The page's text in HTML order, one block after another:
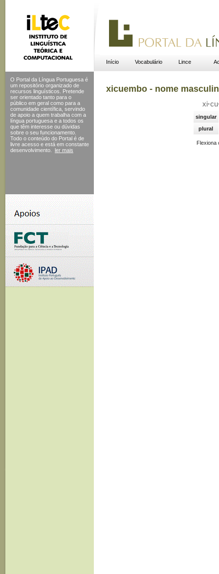
Início Vocabulário Lince
O Portal da Língua Portuguesa é
um repositório organizado de
recursos linguísticos. Pretende
ser orientado tanto para o
público em geral como para a
comunidade científica, servindo
de apoio a quem trabalha com a
língua portuguesa e a todos os
que têm interesse ou dúvidas
sobre o seu funcionamento.
Todo o conteúdo do Portal é de
livre acesso e está em constante
desenvolvimento.
ler mais
xicuembo - nome
xi·cu
singular
plural
Flexiona